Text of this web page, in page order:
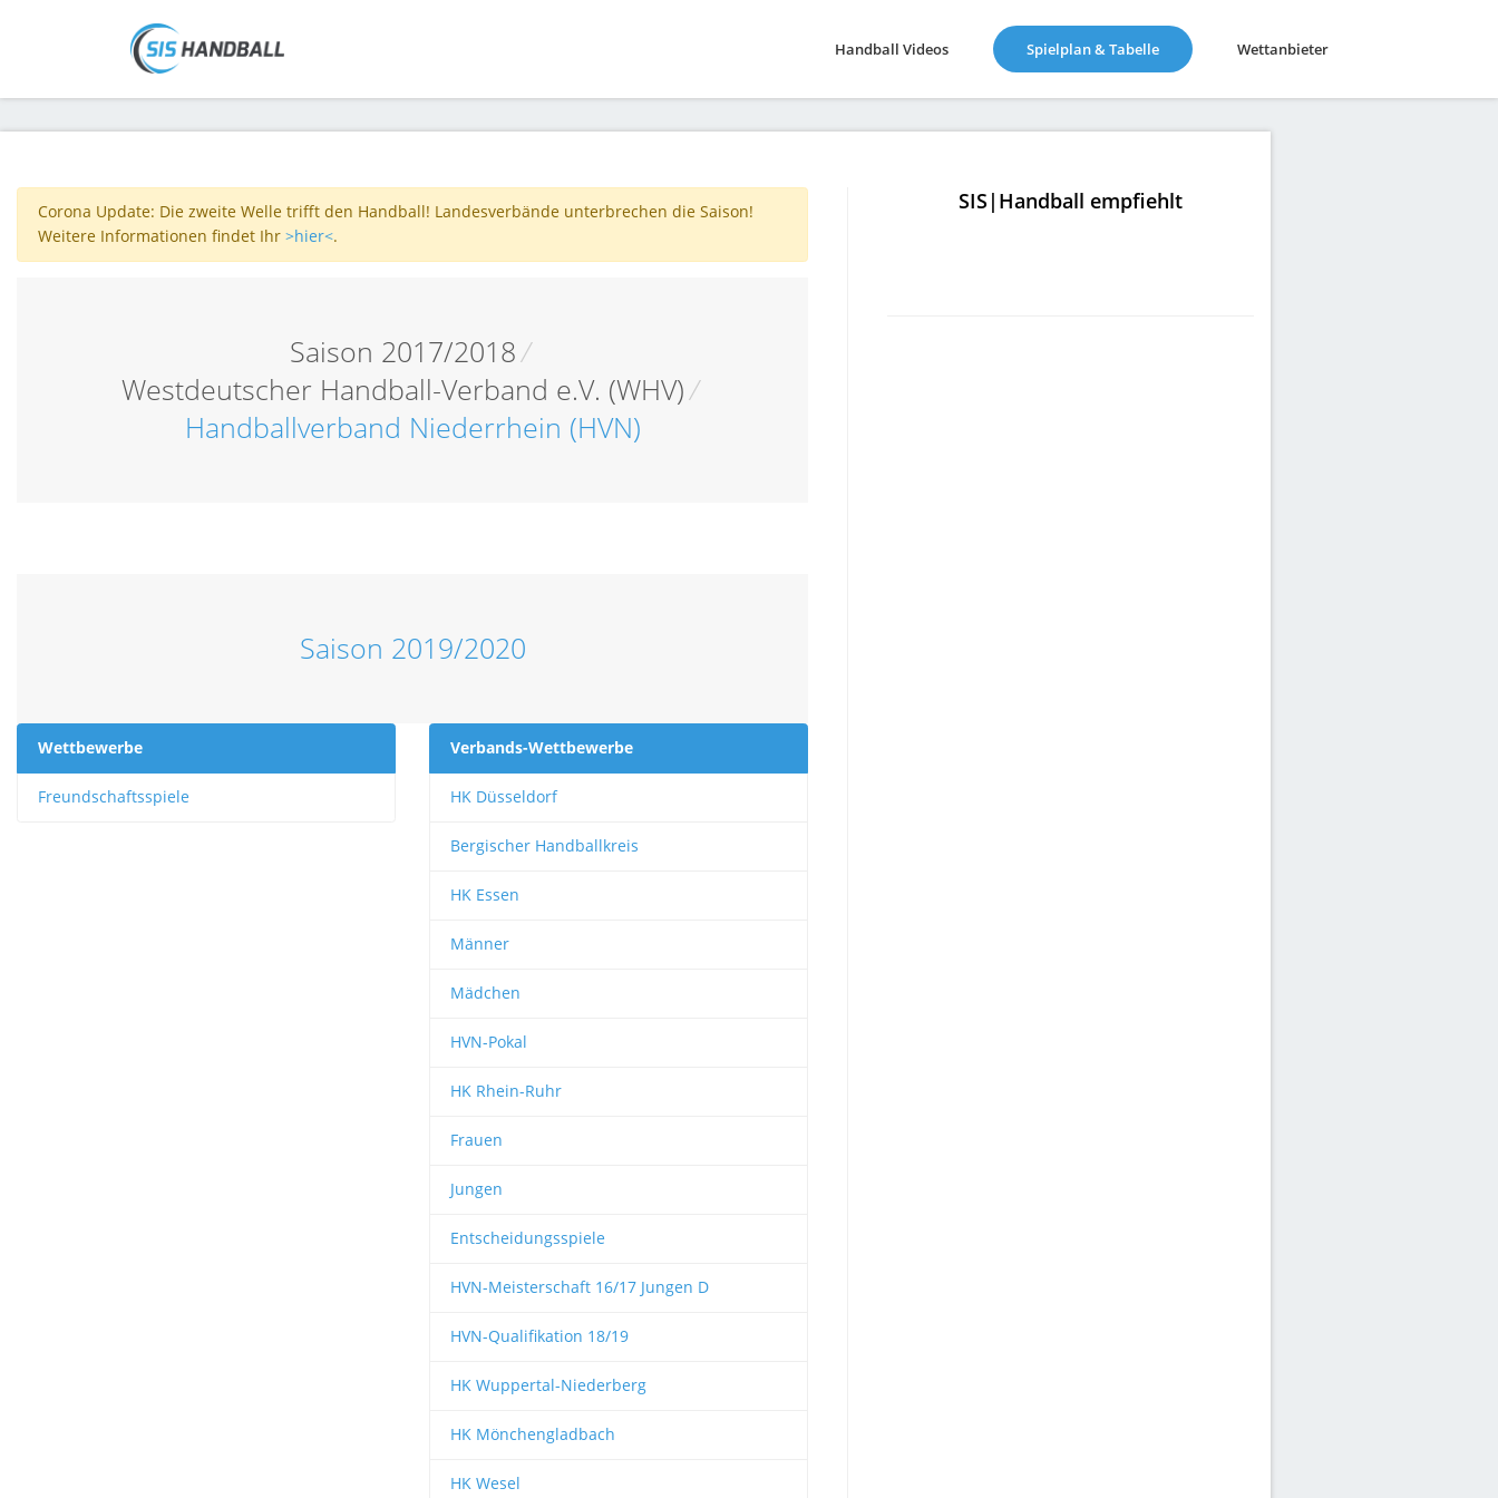
Handball Videos Spielplan & Tabelle(current) Wettanbieter
Corona Update: Die zweite Welle trifft den Handball! Landesverbände unterbrechen die Saison!
Weitere Informationen findet Ihr >hier<.
Saison 2017/2018/
Westdeutscher Handball-Verband e.V. (WHV)/
Handballverband Niederrhein (HVN)
Saison 2019/2020
Wettbewerbe
Freundschaftsspiele
Verbands-Wettbewerbe
HK Düsseldorf
Bergischer Handballkreis
HK Essen
Männer
Mädchen
HVN-Pokal
HK Rhein-Ruhr
Frauen
Jungen
Entscheidungsspiele
HVN-Meisterschaft 16/17 Jungen D
HVN-Qualifikation 18/19
HK Wuppertal-Niederberg
HK Mönchengladbach
HK Wesel
SIS|Handball empfiehlt